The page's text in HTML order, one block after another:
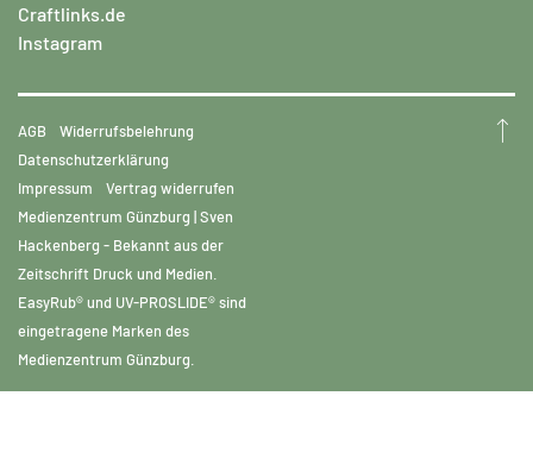
Craftlinks.de
Instagram
AGB
Widerrufsbelehrung
Datenschutzerklärung
Impressum
Vertrag widerrufen
Medienzentrum Günzburg | Sven
Hackenberg - Bekannt aus der
Zeitschrift Druck und Medien.
EasyRub® und UV-PROSLIDE® sind
eingetragene Marken des
Medienzentrum Günzburg.